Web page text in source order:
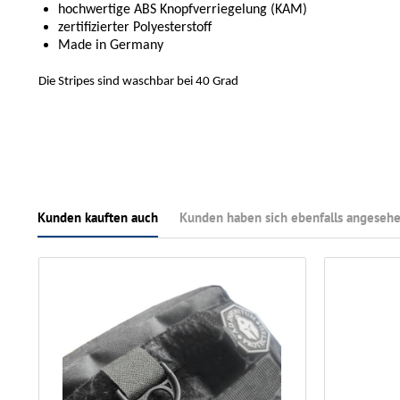
hochwertige ABS Knopfverriegelung (KAM)
zertifizierter Polyesterstoff
Made in Germany
Die Stripes sind waschbar bei 40 Grad
Kunden kauften auch Kunden haben sich ebenfalls